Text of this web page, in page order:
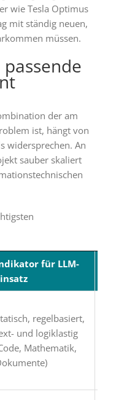
wie Tesla Optimus
mit ständig neuen,
müssen.
der am
ist, hängt von
widersprechen. An
sauber skaliert
für LLM-
regelbasiert,
und logiklastig
Mathematik,